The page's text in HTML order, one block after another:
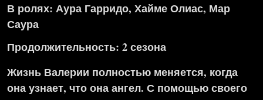
В ролях: Аура Гарридо, Хайме Олиас, Мар
Саура
Продолжительность: 2 сезона
Жизнь Валерии полностью меняется, когда
она узнает, что она ангел. С помощью своего